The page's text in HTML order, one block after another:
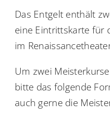
Das Entgelt enthält
eine Eintrittskarte für
im
Um zwei
bitte das folgende
auch gerne die